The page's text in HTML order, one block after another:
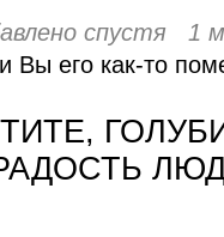
спустя 1
Вы его как-то